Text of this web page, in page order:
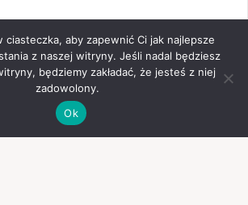
ciasteczka, aby zapewnić Ci jak najlepsze
z naszej witryny. Jeśli nadal będziesz
będziemy zakładać, że jesteś z niej
zadowolony.
Ok